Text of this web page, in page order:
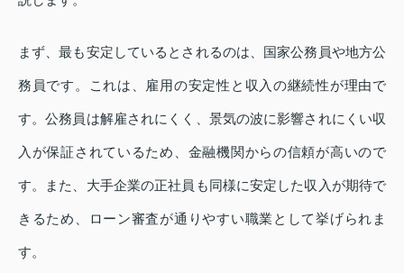
まず、最も安定しているとされるのは、国家公務員や地方公
務員です。これは、雇用の安定性と収入の継続性が理由で
す。公務員は解雇されにくく、景気の波に影響されにくい収
入が保証されているため、金融機関からの信頼が高いので
す。また、大手企業の正社員も同様に安定した収入が期待で
きるため、ローン審査が通りやすい職業として挙げられま
す。